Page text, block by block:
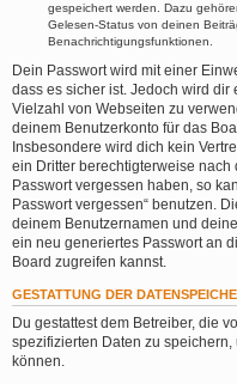
gespeichert werden. Dazu
Gelesen-Status von deinen
Benachrichtigungsfunktionen.
Dein Passwort wird mit einer
dass es sicher ist. Jedoch wird
Vielzahl von Webseiten zu
deinem Benutzerkonto für das
Insbesondere wird dich kein
ein Dritter berechtigterweise
Passwort vergessen haben, so
Passwort vergessen“ benutzen.
deinem Benutzernamen und
ein neu generiertes Passwort an
Board zugreifen kannst.
GESTATTUNG DER
Du gestattest dem Betreiber, die
spezifizierten Daten zu
können.